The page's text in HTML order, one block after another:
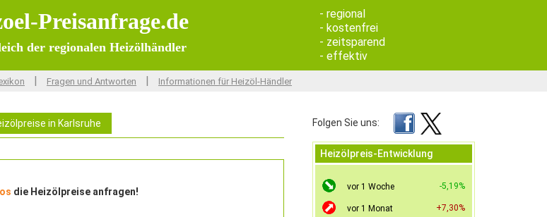
Preisanfrage.de
der regionalen Heizölhändler
- regional
- kostenfrei
- zeitsparend
- effektiv
| Fragen und Antworten | Informationen für Heizöl-Händler
in Karlsruhe
die Heizölpreise anfragen!
Folgen Sie uns:
Heizölpreis-Entwicklung
vor 1 Woche -5,19%
vor 1 Monat +7,30%